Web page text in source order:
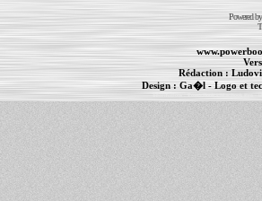
Powered
Rédaction :
Design : Ga�l - Logo et
MacBook Pro